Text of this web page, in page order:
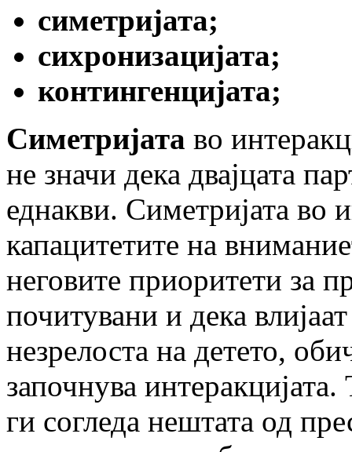
симетријата;
сихронизацијата;
контингенцијата;
Симетријата во
не значи дека двајцата
еднакви. Симетријата во
капацитетите на
неговите приоритети за
почитувани и дека
незрелоста на детето,
започнува
ги согледа нештата од